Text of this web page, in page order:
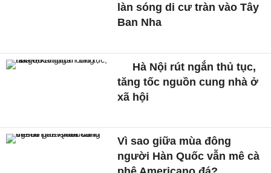
làn sóng di cư tràn vào Tây
Ban Nha
Hà Nội rút ngắn thủ tục,
tăng tốc nguồn cung nhà ở
xã hội
Vì sao giữa mùa đông
người Hàn Quốc vẫn mê cà